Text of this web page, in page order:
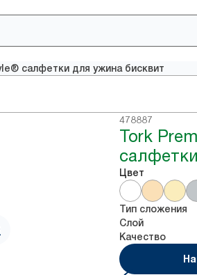
салфетки для ужина бисквит
478887
Tork
Цвет
Тип сложения
Слой
Качество